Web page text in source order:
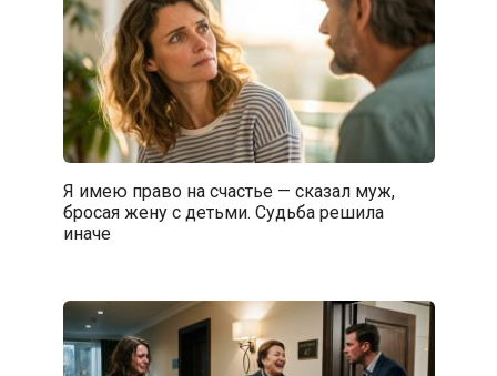
Я имею право на счастье — сказал муж,
бросая жену с детьми. Судьба решила
иначе